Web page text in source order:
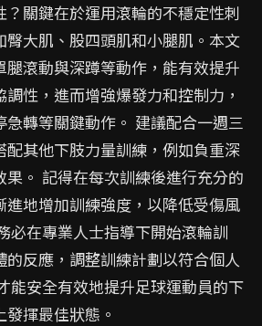
？關鍵在於運用滾輪的不穩定性刺
臀大肌、股四頭肌和小腿肌。本文
滾動與深蹲等動作，能有效提升
性，進而增強爆發力和控制力，
轉等關鍵動作。 建議配合一週三
配其他下肢力量訓練，例如負重深
。 記得在每次訓練後進行充分的
進地增加訓練強度，以降低受傷風
必在專業人士指導下開始滾輪訓
反應，調整訓練計劃以符合個人
能安全有效地提升足球運動員的下
揮最佳狀態。